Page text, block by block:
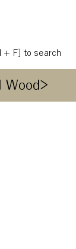
+ F] to search
Wood>